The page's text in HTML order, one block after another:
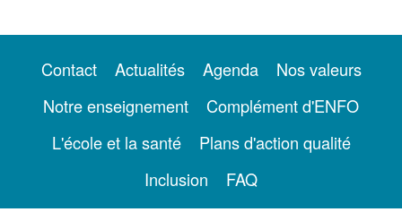
Contact Actualités Agenda
Nos valeurs
Notre enseignement
Complément d'ENFO
L'école et la santé
Plans d'action qualité
Inclusion
FAQ